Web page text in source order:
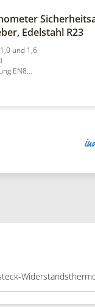
Edelstahl R23
und 1,6
EN8...